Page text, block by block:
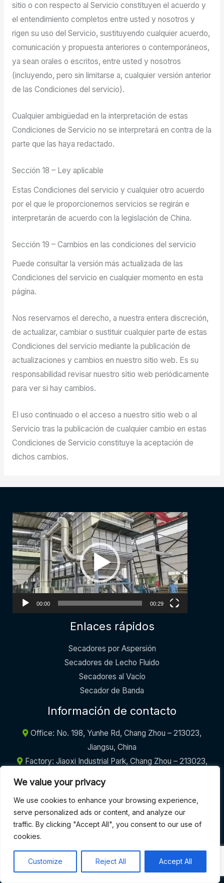
We value your privacy
We use cookies to enhance your browsing experience,
serve personalized ads or content, and analyze our
traffic. By clicking "Accept All", you consent to our use of
cookies.
Customize Reject All Accept All
sitio o con respecto al Servicio constituyen el acuerdo y
el entendimiento completos entre usted y nosotros y
rigen su uso del Servicio, sustituyendo cualquier acuerdo,
comunicación y propuesta anteriores o contemporáneos,
ya sean orales o escritos, entre usted y nosotros
(incluyendo, pero sin limitarse a, cualquier versión anterior
de las Condiciones del servicio).
Cualquier ambigüedad en la interpretación de estas
Condiciones de Servicio no se interpretará en contra de la
parte que las haya redactado.
Sección 18 – Ley aplicable
Estas Condiciones del servicio y cualquier otro acuerdo
por el que le proporcionemos servicios se regirán e
interpretarán de acuerdo con la legislación de China.
Sección 19 – Cambios en las condiciones del servicio
Puede consultar la versión más actualizada de las
Condiciones del servicio en cualquier momento en esta
página.
Nos reservamos el derecho, a nuestra entera discreción,
de actualizar, cambiar o sustituir cualquier parte de estas
Condiciones del servicio mediante la publicación de
actualizaciones y cambios en nuestro sitio web. Es su
responsabilidad revisar nuestro sitio web periódicamente
para ver si hay cambios.
El uso continuado o el acceso a nuestro sitio web o al
Servicio tras la publicación de cualquier cambio en estas
Condiciones de Servicio constituye la aceptación de
dichos cambios.
Video
Player
00:00 00:29
Enlaces rápidos
Secadores por Aspersión
Secadores de Lecho Fluido
Secadores al Vacío
Secador de Banda
Información de contacto
Office: No. 198, Yunhe Rd, Chang Zhou – 213023,
Jiangsu, China
Factory: Jiaoxi Industrial Park, Chang Zhou – 213023,
+86-17605290094
info@griffinmachinery.com
COPYRIGHT © 2026 | GRIFFIN MACHINERY